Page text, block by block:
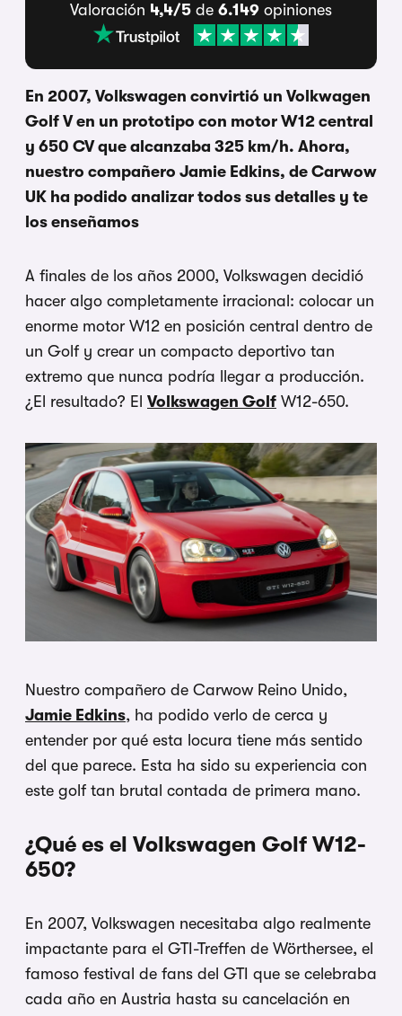
Valoración 4,4/5 de 6.149 opiniones
En 2007, Volkswagen convirtió un Volkwagen
Golf V en un prototipo con motor W12 central
y 650 CV que alcanzaba 325 km/h. Ahora,
nuestro compañero Jamie Edkins, de Carwow
UK ha podido analizar todos sus detalles y te
los enseñamos
A finales de los años 2000, Volkswagen decidió
hacer algo completamente irracional: colocar un
enorme motor W12 en posición central dentro de
un Golf y crear un compacto deportivo tan
extremo que nunca podría llegar a producción.
¿El resultado? El Volkswagen Golf W12-650.
Nuestro compañero de Carwow Reino Unido,
Jamie Edkins, ha podido verlo de cerca y
entender por qué esta locura tiene más sentido
del que parece. Esta ha sido su experiencia con
este golf tan brutal contada de primera mano.
¿Qué es el Volkswagen Golf W12-
650?
En 2007, Volkswagen necesitaba algo realmente
impactante para el GTI-Treffen de Wörthersee, el
famoso festival de fans del GTI que se celebraba
cada año en Austria hasta su cancelación en